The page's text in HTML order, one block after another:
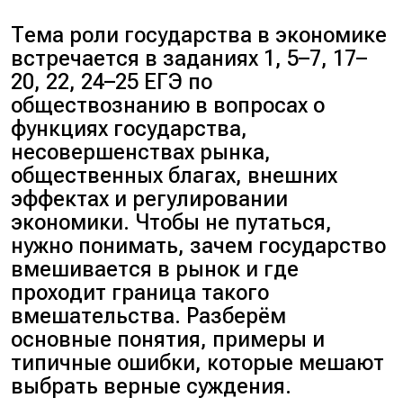
Тема роли государства в экономике
встречается в заданиях 1, 5–7, 17–
20, 22, 24–25 ЕГЭ по
обществознанию в вопросах о
функциях государства,
несовершенствах рынка,
общественных благах, внешних
эффектах и регулировании
экономики. Чтобы не путаться,
нужно понимать, зачем государство
вмешивается в рынок и где
проходит граница такого
вмешательства. Разберём
основные понятия, примеры и
типичные ошибки, которые мешают
выбрать верные суждения.